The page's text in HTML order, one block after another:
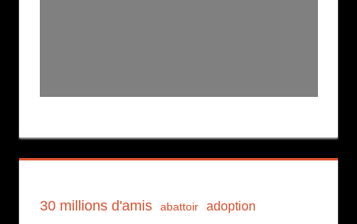
30 millions d'amis abattoir adoption